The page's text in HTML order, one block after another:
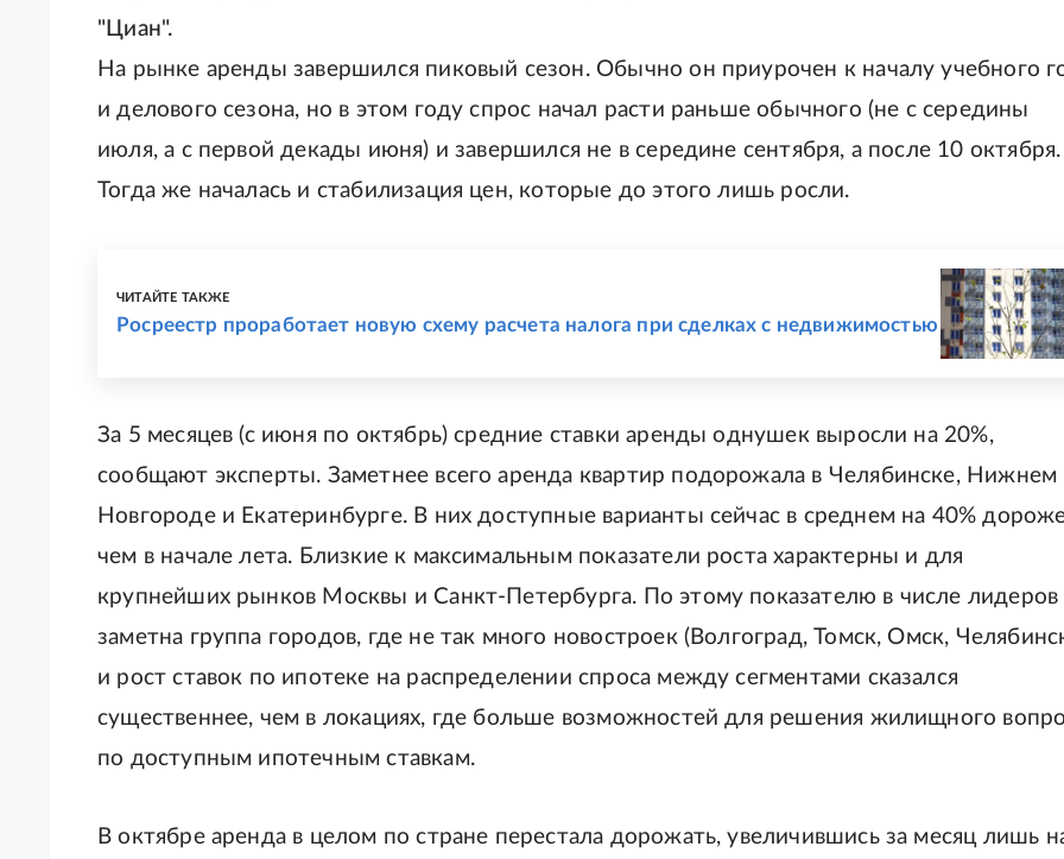
"Циан".
На рынке аренды завершился пиковый сезон. Обычно он приурочен к началу учебного
и делового сезона, но в этом году спрос начал расти раньше обычного (не с середины
июля, а с первой декады июня) и завершился не в середине сентября, а после 10 октября.
Тогда же началась и стабилизация цен, которые до этого лишь росли.
ЧИТАЙТЕ ТАКЖЕ
Росреестр проработает новую схему расчета налога при сделках с недвижимостью
За 5 месяцев (с июня по октябрь) средние ставки аренды однушек выросли на 20%,
сообщают эксперты. Заметнее всего аренда квартир подорожала в Челябинске, Нижнем
Новгороде и Екатеринбурге. В них доступные варианты сейчас в среднем на 40%
чем в начале лета. Близкие к максимальным показатели роста характерны и для
крупнейших рынков Москвы и Санкт-Петербурга. По этому показателю в числе лидеров
заметна группа городов, где не так много новостроек (Волгоград, Томск, Омск,
и рост ставок по ипотеке на распределении спроса между сегментами сказался
существеннее, чем в локациях, где больше возможностей для решения жилищного
по доступным ипотечным ставкам.
В октябре аренда в целом по стране перестала дорожать, увеличившись за месяц лишь